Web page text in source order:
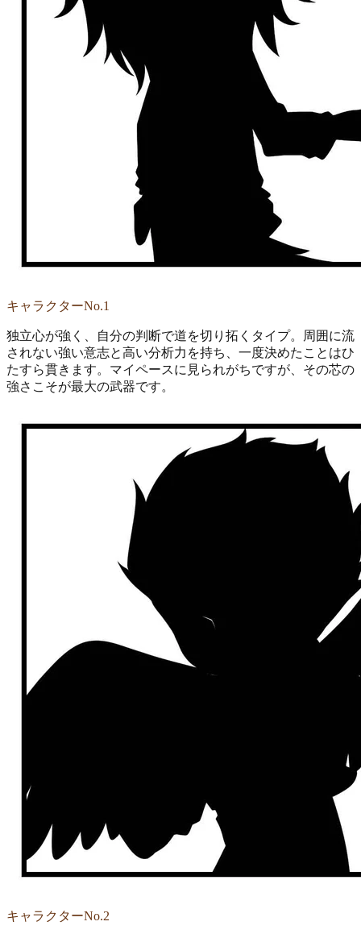
キャラクターNo.1
独立心が強く、自分の判断で道を切り拓くタイプ。周囲に流
されない強い意志と高い分析力を持ち、一度決めたことはひ
たすら貫きます。マイペースに見られがちですが、その芯の
強さこそが最大の武器です。
キャラクターNo.2